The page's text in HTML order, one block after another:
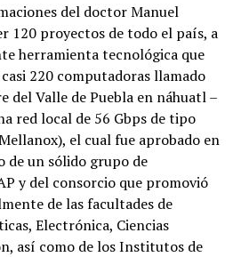
del doctor Manuel
120 proyectos de todo el país, a
herramienta tecnológica que
220 computadoras llamado
del Valle de Puebla en náhuatl –
red local de 56 Gbps de tipo
el cual fue aprobado en
de un sólido grupo de
y del consorcio que promovió
de las facultades de
Electrónica, Ciencias
así como de los Institutos de